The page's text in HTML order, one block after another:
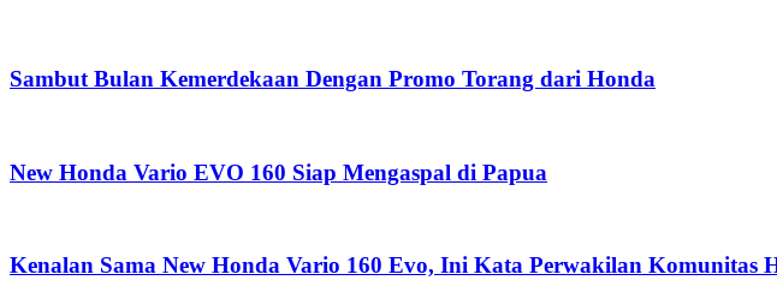
Sambut Bulan Kemerdekaan Dengan Promo Torang dari Honda
New Honda Vario EVO 160 Siap Mengaspal di Papua
Kenalan Sama New Honda Vario 160 Evo, Ini Kata Perwakilan Komunitas